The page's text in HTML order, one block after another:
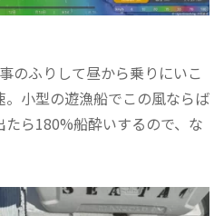
のふりして昼から乗りにいこ
。小型の遊漁船でこの風ならば
ら180%船酔いするので、な